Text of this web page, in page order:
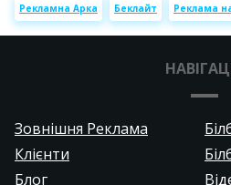
Рекламна Арка Беклайт Реклама
Зовнішня Реклама
Клієнти
Блог